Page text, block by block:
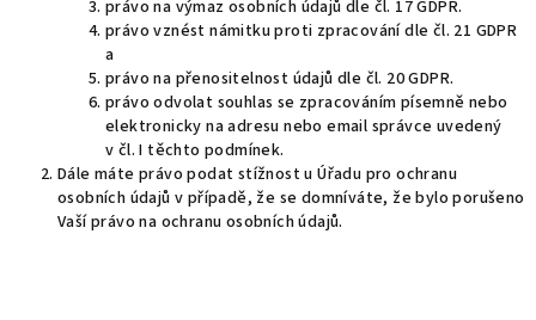
právo na výmaz osobních údajů dle čl. 17 GDPR.
právo vznést námitku proti zpracování dle čl. 21 GDPR
a
právo na přenositelnost údajů dle čl. 20 GDPR.
právo odvolat souhlas se zpracováním písemně nebo
elektronicky na adresu nebo email správce uvedený
v čl. I těchto podmínek.
Dále máte právo podat stížnost u Úřadu pro ochranu
osobních údajů v případě, že se domníváte, že bylo porušeno
Vaší právo na ochranu osobních údajů.